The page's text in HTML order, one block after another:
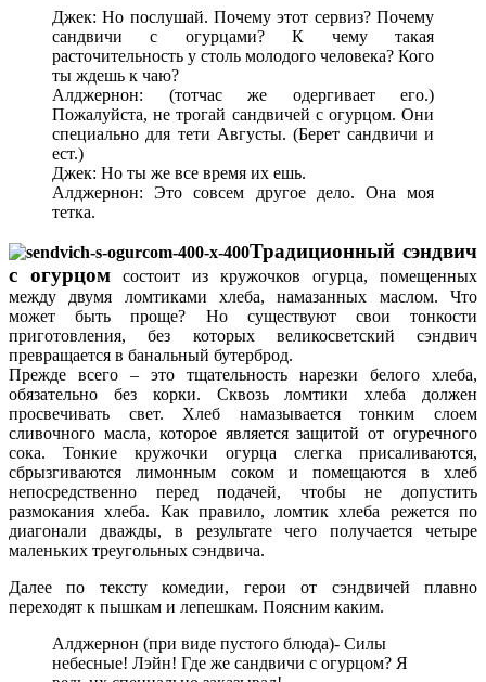
Джек: Но послушай. Почему этот сервиз? Почему
сандвичи с огурцами? К чему такая
расточительность у столь молодого человека? Кого
ты ждешь к чаю?
Алджернон: (тотчас же одергивает его.)
Пожалуйста, не трогай сандвичей с огурцом. Они
специально для тети Августы. (Берет сандвичи и
ест.)
Джек: Но ты же все время их ешь.
Алджернон: Это совсем другое дело. Она моя
тетка.
Традиционный сэндвич
с огурцом состоит из кружочков огурца, помещенных
между двумя ломтиками хлеба, намазанных маслом. Что
может быть проще? Но существуют свои тонкости
приготовления, без которых великосветский сэндвич
превращается в банальный бутерброд.
Прежде всего – это тщательность нарезки белого хлеба,
обязательно без корки. Сквозь ломтики хлеба должен
просвечивать свет. Хлеб намазывается тонким слоем
сливочного масла, которое является защитой от огуречного
сока. Тонкие кружочки огурца слегка присаливаются,
сбрызгиваются лимонным соком и помещаются в хлеб
непосредственно перед подачей, чтобы не допустить
размокания хлеба. Как правило, ломтик хлеба режется по
диагонали дважды, в результате чего получается четыре
маленьких треугольных сэндвича.
Далее по тексту комедии, герои от сэндвичей плавно
переходят к пышкам и лепешкам. Поясним каким.
Алджернон (при виде пустого блюда)- Силы
небесные! Лэйн! Где же сандвичи с огурцом? Я